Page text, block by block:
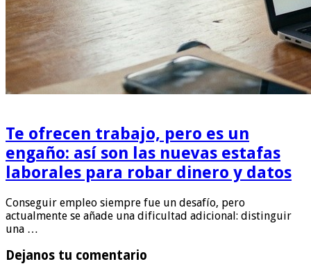
Te ofrecen trabajo, pero es un
engaño: así son las nuevas estafas
laborales para robar dinero y datos
Conseguir empleo siempre fue un desafío, pero
actualmente se añade una dificultad adicional: distinguir
una …
Dejanos tu comentario